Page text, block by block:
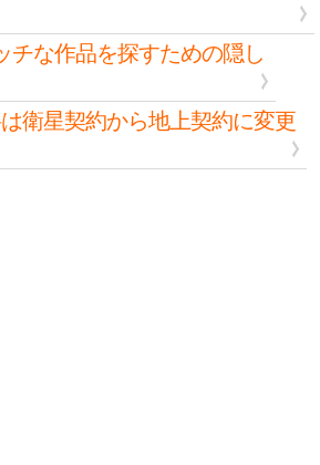
チな作品を探すための隠し
衛星契約から地上契約に変更